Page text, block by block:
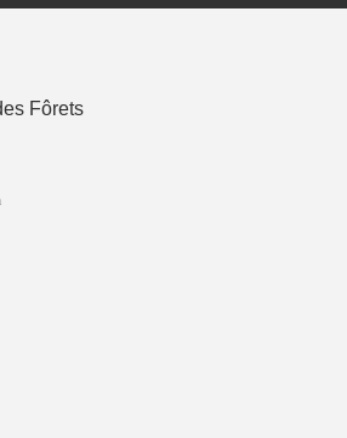
Fôrets